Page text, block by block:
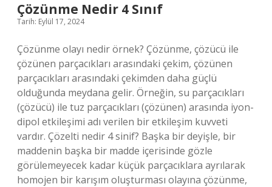
Çözünme Nedir 4 Sınıf
Tarih: Eylül 17, 2024
Çözünme olayı nedir örnek? Çözünme, çözücü ile
çözünen parçacıkları arasındaki çekim, çözünen
parçacıkları arasındaki çekimden daha güçlü
olduğunda meydana gelir. Örneğin, su parçacıkları
(çözücü) ile tuz parçacıkları (çözünen) arasında iyon-
dipol etkileşimi adı verilen bir etkileşim kuvveti
vardır. Çözelti nedir 4 sinif? Başka bir deyişle, bir
maddenin başka bir madde içerisinde gözle
görülemeyecek kadar küçük parçacıklara ayrılarak
homojen bir karışım oluşturması olayına çözünme,